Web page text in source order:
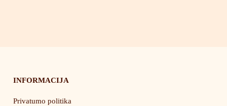
INFORMACIJA
Privatumo politika